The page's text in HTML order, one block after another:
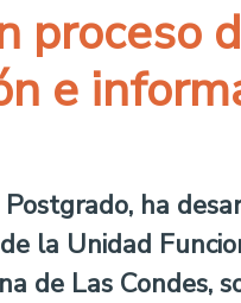
proceso
e
ha
la Unidad
de Las Condes,